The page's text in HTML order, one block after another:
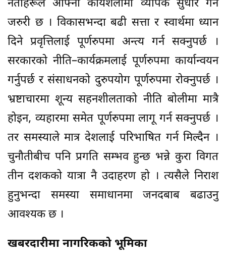
नेताहरूले आफ्नो कार्यशैलीमा व्यापक सुधार गर्न
जरुरी छ । विकासभन्दा बढी सत्ता र स्वार्थमा ध्यान
दिने प्रवृत्तिलाई पूर्णरुपमा अन्त्य गर्न सक्नुपर्छ ।
सरकारको नीति–कार्यक्रमलाई पूर्णरुपमा कार्यान्वयन
गर्नुपर्छ र संसाधनको दुरुपयोग पूर्णरुपमा रोक्नुपर्छ ।
भ्रष्टाचारमा शून्य सहनशीलताको नीति बोलीमा मात्रै
होइन, व्यहारमा समेत पूर्णरुपमा लागू गर्न सक्नुपर्छ ।
तर समस्याले मात्र देशलाई परिभाषित गर्न मिल्दैन ।
चुनौतीबीच पनि प्रगति सम्भव हुन्छ भन्ने कुरा विगत
तीन दशकको यात्रा नै उदाहरण हो । त्यसैले निराश
हुनुभन्दा समस्या समाधानमा जनदबाब बढाउनु
आवश्यक छ ।
खबरदारीमा नागरिकको भूमिका